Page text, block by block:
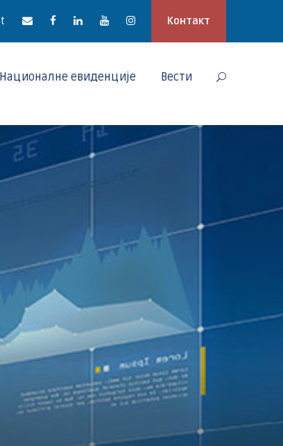
Контакт
Националне евиденције Вести